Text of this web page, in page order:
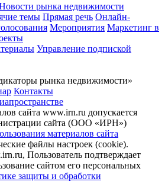
рынка недвижимости
темы Прямая речь Онлайн-
Мероприятия Маркетинг в
Управление подпиской
рынка недвижимости»
Контакты
сайта www.irn.ru допускается
сайта (ООО «ИРН»)
материалов сайта
файлы настроек (cookie).
Пользователь подтверждает
сайтом его персональных
защиты и обработки